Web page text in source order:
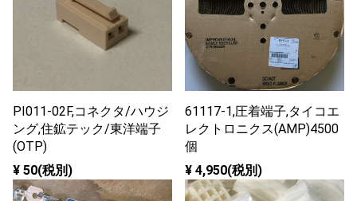
PI011-02F,コネクタ/ハウジ
ング,住鉱テック/東洋端子
(OTP)
¥ 50(税別)
61117-1,圧着端子,タイコエ
レクトロニクス(AMP)4500
個
¥ 4,950(税別)